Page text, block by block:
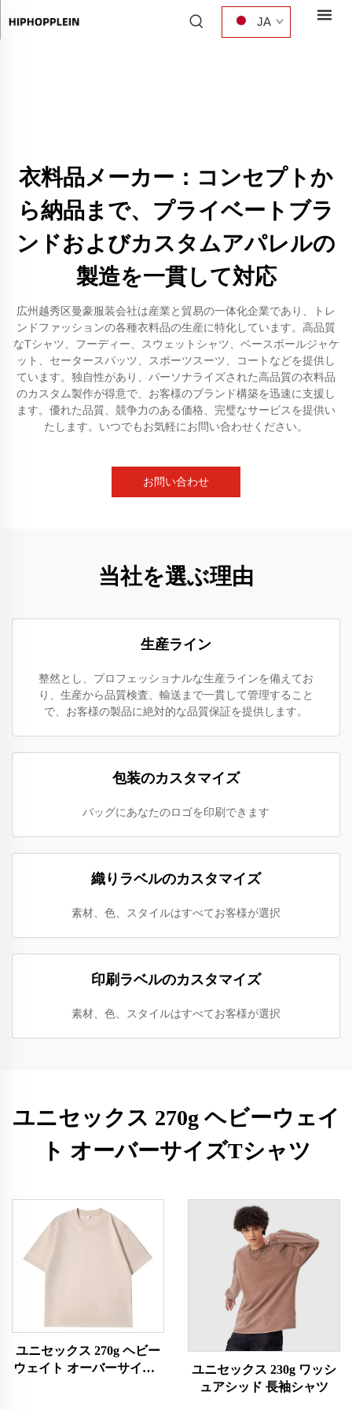
JA
衣料品メーカー：コンセプトか
ら納品まで、プライベートブラ
ンドおよびカスタムアパレルの
製造を一貫して対応
広州越秀区曼豪服装会社は産業と貿易の一体化企業であり、トレ
ンドファッションの各種衣料品の生産に特化しています。高品質
なTシャツ、フーディー、スウェットシャツ、ベースボールジャケ
ット、セータースパッツ、スポーツスーツ、コートなどを提供し
ています。独自性があり、パーソナライズされた高品質の衣料品
のカスタム製作が得意で、お客様のブランド構築を迅速に支援し
ます。優れた品質、競争力のある価格、完璧なサービスを提供い
たします。いつでもお気軽にお問い合わせください。
お問い合わせ
当社を選ぶ理由
生産ライン
整然とし、プロフェッショナルな生産ラインを備えてお
り、生産から品質検査、輸送まで一貫して管理すること
で、お客様の製品に絶対的な品質保証を提供します。
包装のカスタマイズ
バッグにあなたのロゴを印刷できます
織りラベルのカスタマイズ
素材、色、スタイルはすべてお客様が選択
印刷ラベルのカスタマイズ
素材、色、スタイルはすべてお客様が選択
ユニセックス 270g ヘビーウェイ
ト オーバーサイズTシャツ
ユニセックス 270g ヘビー
ウェイト オーバーサイズT
ユニセックス 230g ワッシ
ュアシッド 長袖シャツ